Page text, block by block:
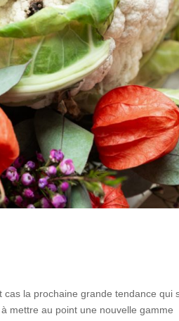
cas la prochaine grande tendance qui
mettre au point une nouvelle gamme